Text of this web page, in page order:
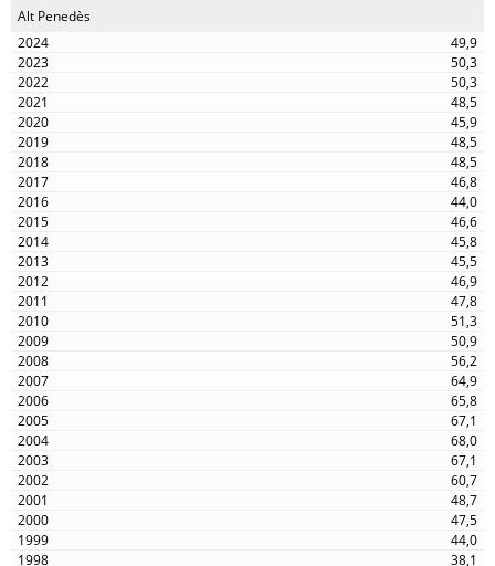
Alt Penedès
49,9
50,3
50,3
48,5
45,9
48,5
48,5
46,8
44,0
46,6
45,8
45,5
46,9
47,8
51,3
50,9
56,2
64,9
65,8
67,1
68,0
67,1
60,7
48,7
47,5
44,0
38,1